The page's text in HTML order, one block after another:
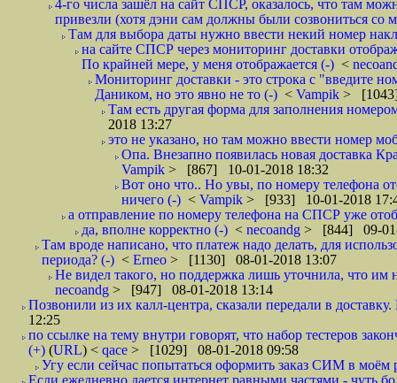
4-го числа зашёл на сайт СПСР, оказалось, что там
привезли (хотя дэни сам должны были созвониться со
Там для выбора даты нужно ввести некий номер
на сайте СПСР через мониторинг доставки
По крайней мере, у меня отображается (-) <
Мониторинг доставки - это строка с "введите
Даником, но это явно не то (-) < Vampik >
Там есть другая форма для заполнения
2018 13:27
это не указано, но там можно ввести номер
Опа. Внезапно появилась новая доставка
Vampik > [867] 10-01-2018 18:32
Вот оно что.. Но увы, по номеру телефона
ничего (-) < Vampik > [933] 10-01-2018
а отправление по номеру телефона на СПСР уже
да, вполне корректно (-) < necoandg > [844] 09-01-
Там вроде написано, что платеж надо делать, для
периода? (-) < Erneo > [1130] 08-01-2018 13:07
Не видел такого, но поддержка лишь уточнила, что
necoandg > [947] 08-01-2018 13:14
Позвонили из их калл-центра, сказали передали в
12:25
по ссылке на тему внутри говорят, что набор тестеров
(+) (URL) < qace > [1029] 08-01-2018 09:58
Угу если сейчас попытаться оформить заказ СИМ в моём
Если ежедневно дается интернет равными частями - чуть